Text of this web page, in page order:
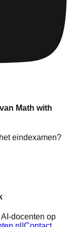
Math with
eindexamen?
docenten op